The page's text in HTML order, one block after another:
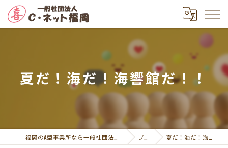
夏だ！海だ！海響館だ！！
ブログ 夏だ！海だ！海響館だ！！